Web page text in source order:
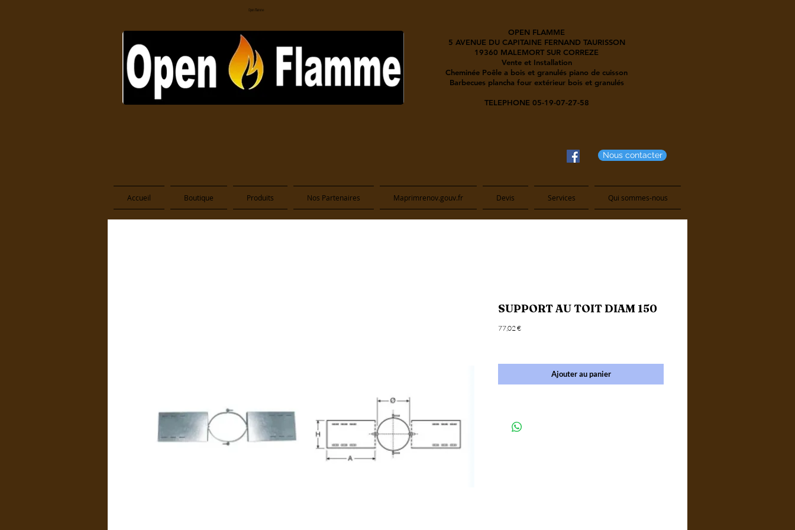
Open Flamme
OPEN FLAMME
5 AVENUE DU CAPITAINE FERNAND TAURISSON
19360 MALEMORT SUR CORREZE
Vente et Installation
Cheminée Poêle a bois et granulés piano de cuisson
Barbecues plancha four extérieur bois et granulés
TELEPHONE 05-19-07-27-58
Nous contacter
Accueil Boutique Produits Nos Partenaires Maprimrenov.gouv.fr Devis Services Qui sommes-nous
SUPPORT AU TOIT DIAM 150
77,02 €Price
Ajouter au panier